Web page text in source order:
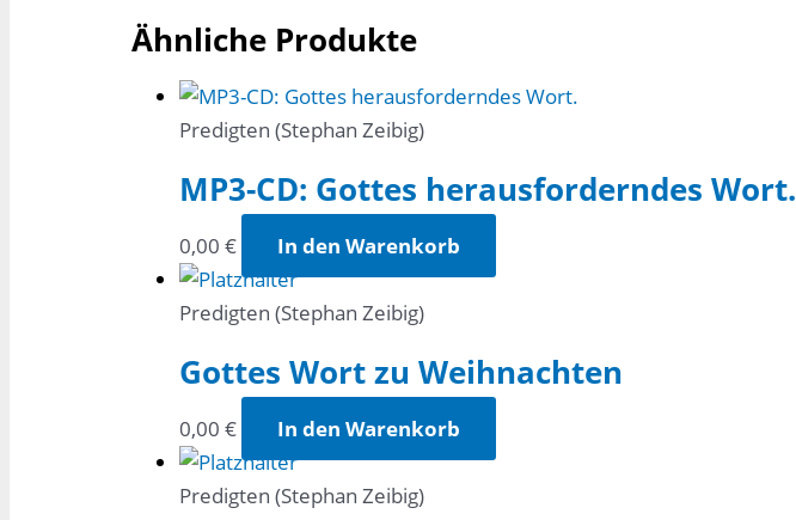
Ähnliche Produkte
Predigten (Stephan Zeibig)
MP3-CD: Gottes herausforderndes Wort.
0,00 € In den Warenkorb
Predigten (Stephan Zeibig)
Gottes Wort zu Weihnachten
0,00 € In den Warenkorb
Predigten (Stephan Zeibig)